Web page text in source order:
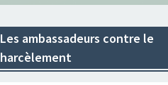
Les ambassadeurs contre le
harcèlement